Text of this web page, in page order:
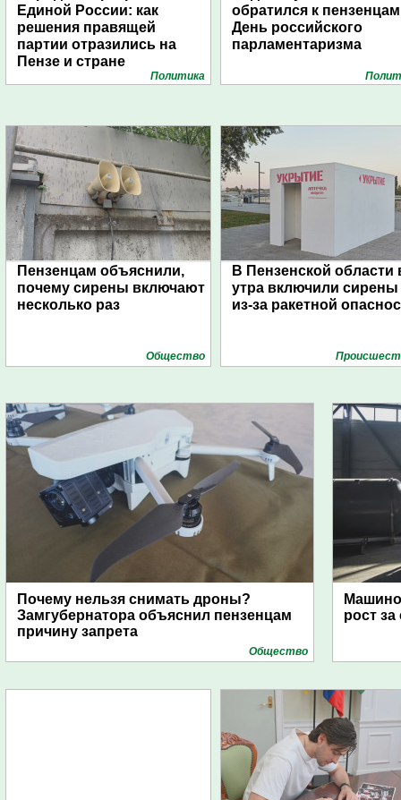
Единой России: как
решения правящей
партии отразились на
Пензе и стране
Политика
обратился к
День российского
парламентаризма
Пензенцам объяснили,
почему сирены включают
несколько раз
Общество
В Пензенской области
утра включили сирены
из-за ракетной
Почему нельзя снимать дроны?
Замгубернатора объяснил пензенцам
причину запрета
Общество
рост за